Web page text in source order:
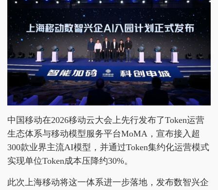
中国移动在2026移动云大会上先行发布了Token运营
生态体系与移动模型服务平台MoMA，宣布接入超
300款业界主流AI模型，并通过Token集约化运营模式
实现单位Token成本压降约30%。
此次上海移动将这一体系进一步落地，发布数智兴企